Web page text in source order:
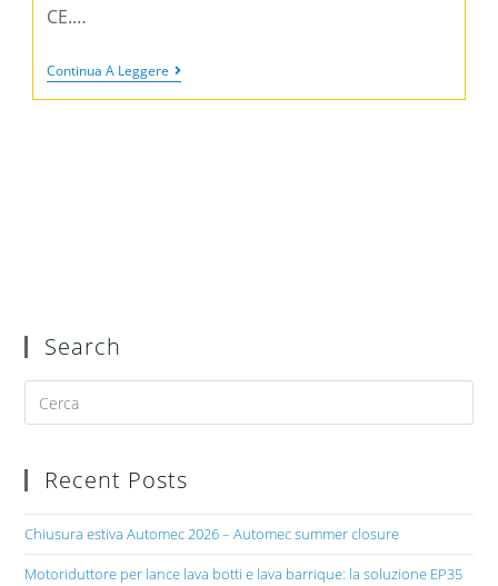
CE.…
Continua A Leggere
Search
Recent Posts
Chiusura estiva Automec 2026 – Automec summer closure
Motoriduttore per lance lava botti e lava barrique: la soluzione EP35